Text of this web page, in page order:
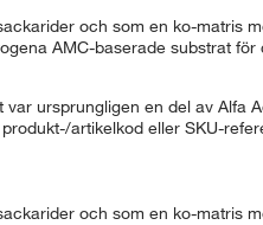
och som en ko-matris
AMC-baserade substrat
ursprungligen en del av Alfa
artikelkod eller SKU-
och som en ko-matris